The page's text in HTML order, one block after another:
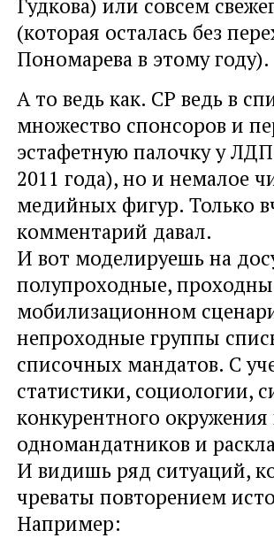
Гудкова) или совсем
(которая осталась без
Пономарева в этому году).
А то ведь как. СР ведь в
множество спонсоров и
эстафетную палочку у
2011 года), но и немалое
медийных фигур. Только
комментарий давал.
И вот моделируешь на
полупроходные,
мобилизационном
непроходные группы
списочных мандатов. С
статистики, социологии,
конкурентного окружения
одномандатников и
И видишь ряд ситуаций,
чреваты повторением
Например: